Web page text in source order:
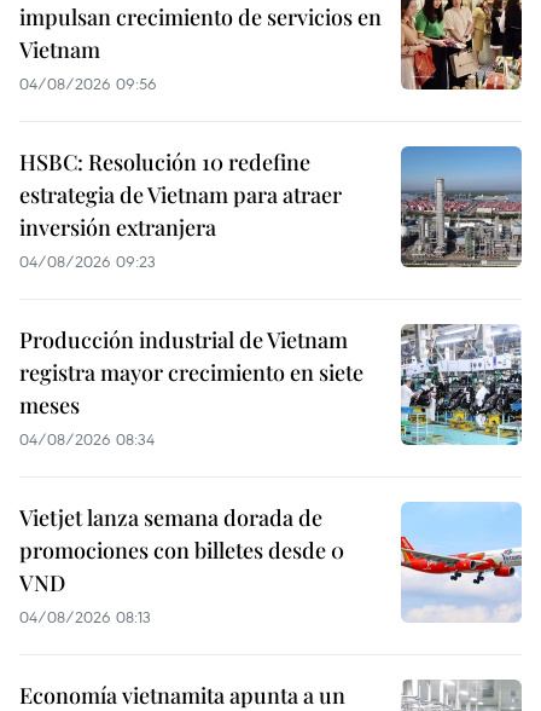
impulsan crecimiento de servicios en
Vietnam
04/08/2026 09:56
HSBC: Resolución 10 redefine
estrategia de Vietnam para atraer
inversión extranjera
04/08/2026 09:23
Producción industrial de Vietnam
registra mayor crecimiento en siete
meses
04/08/2026 08:34
Vietjet lanza semana dorada de
promociones con billetes desde 0
VND
04/08/2026 08:13
Economía vietnamita apunta a un